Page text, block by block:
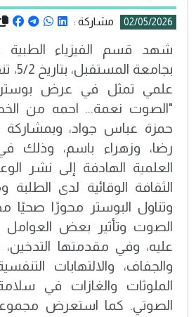
02/05/2026 مشاركة :
شهد قسم الفيزياء الطبية
علمي تمثل في عرض بوستر
"الصوت نعمة... احمه من
حمزة عباس جواد، وبمشاركة
رضا، وزهراء باسم، وذلك
العلمية الهادفة إلى نشر
الثقافة الوقائية لدى الطلبة
وتناول البوستر محورًا صحيًا
الصوت وتأثير بعض العوامل
عليه، وفي مقدمتها التدخين،
والجفاف، والالتهابات
الملوثات والغازات في سلامة
الصوتي. كما استعرض